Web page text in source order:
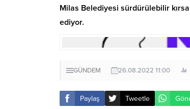
Milas Belediyesi sürdürülebilir
ediyor.
GÜNDEM 26.08.2022 11:00
Paylaş Tweetle